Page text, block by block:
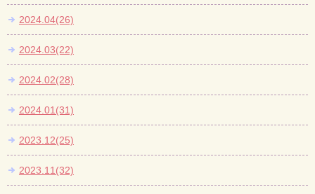
2024.04(26)
2024.03(22)
2024.02(28)
2024.01(31)
2023.12(25)
2023.11(32)